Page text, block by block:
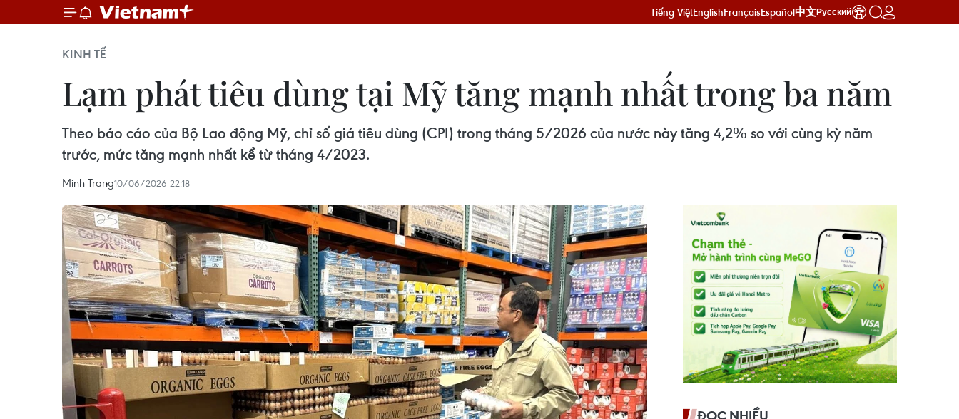
Tiếng ViệtEnglishFrançaisEspañol中文Русский
KINH TẾ
Lạm phát tiêu dùng tại Mỹ tăng mạnh nhất trong ba năm
Theo báo cáo của Bộ Lao động Mỹ, chỉ số giá tiêu dùng (CPI) trong tháng 5/2026 của nước này tăng 4,2% so với cùng kỳ năm
trước, mức tăng mạnh nhất kể từ tháng 4/2023.
Minh Trang10/06/2026 22:18
ĐỌC NHIỀU